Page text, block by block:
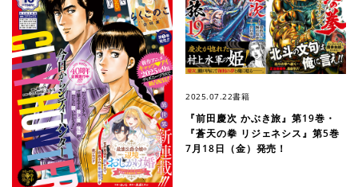
2025.07.22書籍
『前田慶次 かぶき旅』第19巻・
『蒼天の拳 リジェネシス』第5巻
7月18日（金）発売！